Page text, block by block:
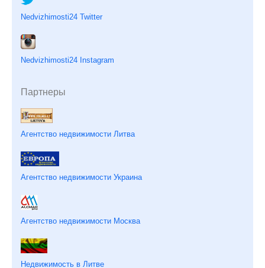
Nedvizhimosti24 Twitter
Nedvizhimosti24 Instagram
Партнеры
Агентство недвижимости Литва
Агентство недвижимости Украина
Агентство недвижимости Москва
Недвижимость в Литве